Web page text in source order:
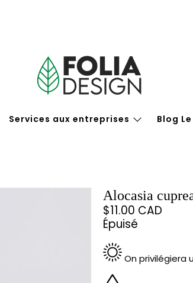
Services aux entreprises Blog
Alocasia
$11.00 CAD
Épuisé
On privilégiera